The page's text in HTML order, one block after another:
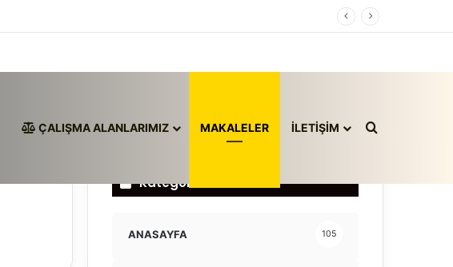
ÇALIŞMA ALANLARIMIZ MAKALELER İLETİŞİM Arama yap
Kategoriler
ANASAYFA 105